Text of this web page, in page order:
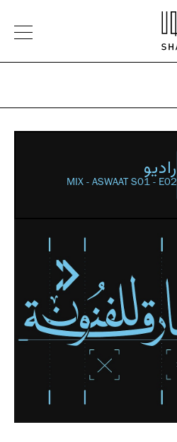
راديو
MIX - ASWAAT S01 - E02